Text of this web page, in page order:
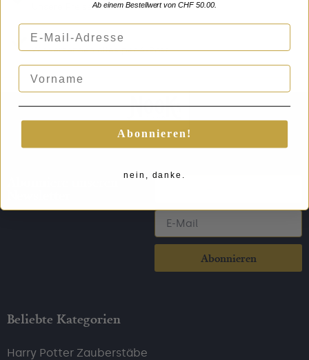
Unsere Preise sind fair für alle
Schneller Versand
Wir versenden alles per A-Post
Abonnieren
Beliebte Kategorien
Harry Potter Zauberstäbe
Ab einem Bestellwert von CHF 50.00.
E-Mail-Adresse
Vorname
Abonnieren!
nein, danke.